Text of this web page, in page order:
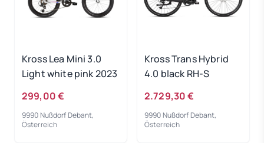
Kross Lea Mini 3.0
Light white pink 2023
299,00 €
9990 Nußdorf Debant,
Österreich
Kross Trans Hybrid
4.0 black RH-S
2.729,30 €
9990 Nußdorf Debant,
Österreich